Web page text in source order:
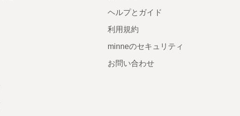
ヘルプとガイド
利用規約
minneのセキュリティ
お問い合わせ